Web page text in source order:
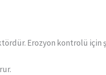
Erozyon kontrolü için